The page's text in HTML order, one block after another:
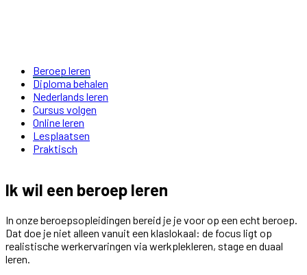
Beroep leren
Diploma behalen
Nederlands leren
Cursus volgen
Online leren
Lesplaatsen
Praktisch
Ik wil een beroep leren
In onze beroepsopleidingen bereid je je voor op een echt beroep.
Dat doe je niet alleen vanuit een klaslokaal: de focus ligt op
realistische werkervaringen via werkplekleren, stage en duaal
leren.